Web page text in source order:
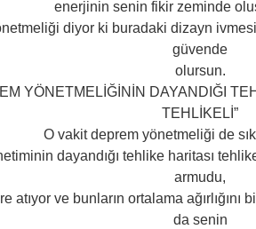
enerjinin senin fikir zeminde
diyor ki buradaki dizayn
güvende
olursun.
YÖNETMELİĞİNİN DAYANDIĞI
TEHLİKELİ”
O vakit deprem yönetmeliği de
dayandığı tehlike haritası
armudu,
atıyor ve bunların ortalama ağırlığını
da senin